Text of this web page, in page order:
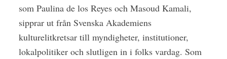
som Paulina de los Reyes och Masoud Kamali,
sipprar ut från Svenska Akademiens
kulturelitkretsar till myndigheter, institutioner,
lokalpolitiker och slutligen in i folks vardag. Som